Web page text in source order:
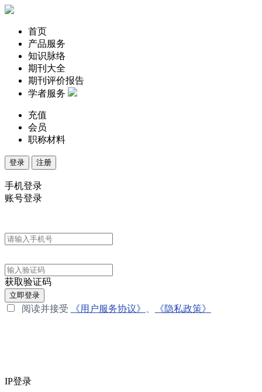
首页
产品服务
知识脉络
期刊大全
期刊评价报告
学者服务
充值
会员
职称材料
登录 注册
手机登录
账号登录
获取验证码
立即登录
阅读并接受 《用户服务协议》 《隐私政策》
IP登录